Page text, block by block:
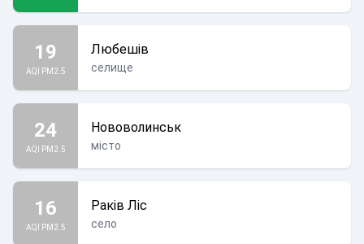
19
AQI PM2.5
Любешів
селище
24
AQI PM2.5
Нововолинськ
місто
16
AQI PM2.5
Раків Ліс
село